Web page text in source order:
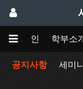
메인 학부소
공지사항 세미